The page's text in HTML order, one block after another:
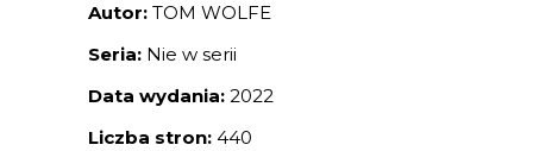
Autor: TOM WOLFE
Seria: Nie w serii
Data wydania: 2022
Liczba stron: 440